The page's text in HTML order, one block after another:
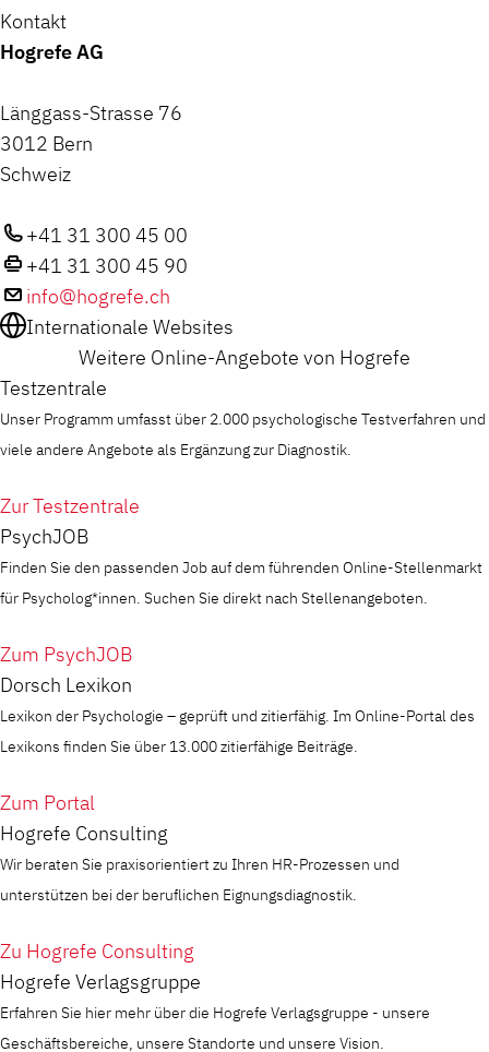
Kontakt
Hogrefe AG
Länggass-Strasse 76
3012 Bern
Schweiz
+41 31 300 45 00
+41 31 300 45 90
info@hogrefe.ch
Internationale Websites
Weitere Online-Angebote von Hogrefe
Testzentrale
Unser Programm umfasst über 2.000 psychologische Testverfahren und
viele andere Angebote als Ergänzung zur Diagnostik.
Zur Testzentrale
PsychJOB
Finden Sie den passenden Job auf dem führenden Online-Stellenmarkt
für Psycholog*innen. Suchen Sie direkt nach Stellenangeboten.
Zum PsychJOB
Dorsch Lexikon
Lexikon der Psychologie – geprüft und zitierfähig. Im Online-Portal des
Lexikons finden Sie über 13.000 zitierfähige Beiträge.
Zum Portal
Hogrefe Consulting
Wir beraten Sie praxisorientiert zu Ihren HR-Prozessen und
unterstützen bei der beruflichen Eignungsdiagnostik.
Zu Hogrefe Consulting
Hogrefe Verlagsgruppe
Erfahren Sie hier mehr über die Hogrefe Verlagsgruppe - unsere
Geschäftsbereiche, unsere Standorte und unsere Vision.